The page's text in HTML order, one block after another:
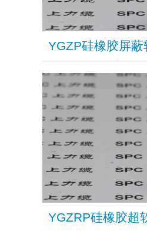
YGZP硅橡胶屏蔽
YGZRP硅橡胶超